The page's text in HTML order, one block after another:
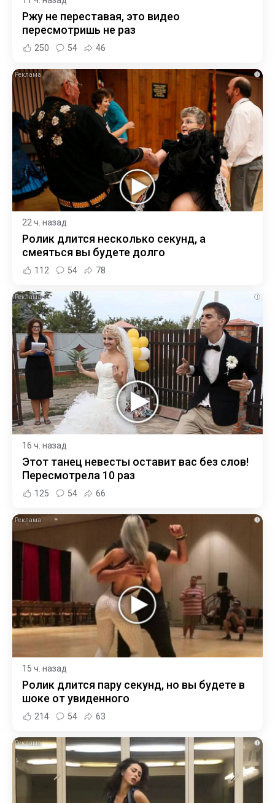
Ржу не переставая, это видео
пересмотришь не раз
250 54 46
i
22 ч. назад
Ролик длится несколько секунд, а
смеяться вы будете долго
112 54 78
i
16 ч. назад
Этот танец невесты оставит вас без слов!
Пересмотрела 10 раз
125 54 66
i
15 ч. назад
Ролик длится пару секунд, но вы будете в
шоке от увиденного
214 54 63
i